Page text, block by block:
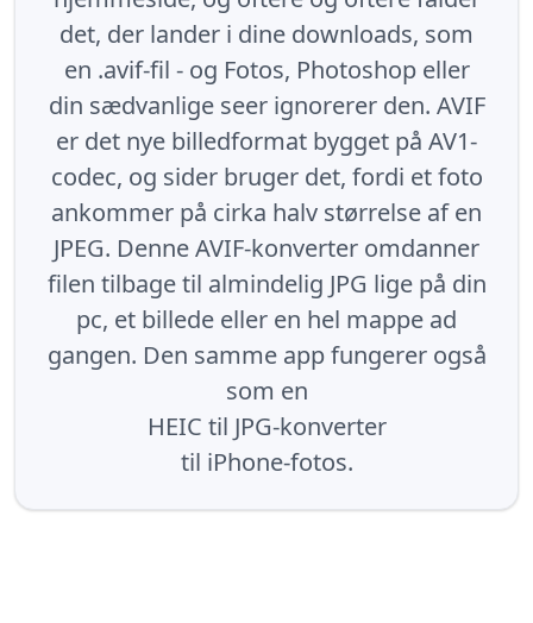
det, der lander i dine downloads, som
en .avif-fil - og Fotos, Photoshop eller
din sædvanlige seer ignorerer den. AVIF
er det nye billedformat bygget på AV1-
codec, og sider bruger det, fordi et foto
ankommer på cirka halv størrelse af en
JPEG. Denne AVIF-konverter omdanner
filen tilbage til almindelig JPG lige på din
pc, et billede eller en hel mappe ad
gangen. Den samme app fungerer også
som en
HEIC til JPG-konverter
til iPhone-fotos.